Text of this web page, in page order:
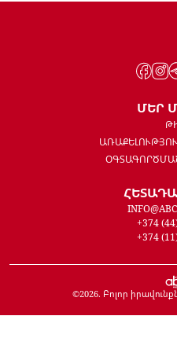
ՄԵՐ
+374
+374
©2026. Բոլոր